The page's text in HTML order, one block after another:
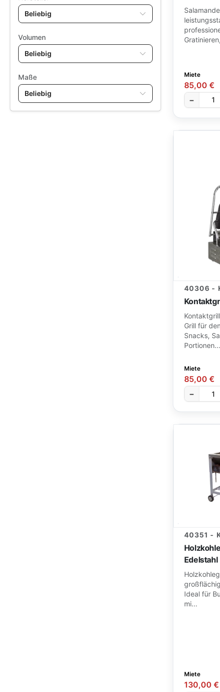
ODO Buffet- und Barsystem
Serie Flow 4
Toskana
Garderobenständer /
sonstiges Mobiliar 11
Mehrweg Gläser 4
Beliebig
Volumen
Beliebig
Maße
Beliebig
Miete
85,00 €
−
40306 -
Grill für
Snacks,
Portionen...
Miete
85,00 €
−
40351 -
Edelstahl
Ideal für
mi...
Miete
130,00 €